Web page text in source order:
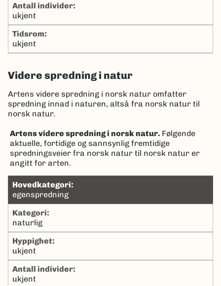
antall individer:
ukjent
tidsrom:
ukjent
Videre spredning i natur
Artens videre spredning i norsk natur omfatter
spredning innad i naturen, altså fra norsk natur til
norsk natur.
Artens videre spredning i norsk natur. Følgende
aktuelle, fortidige og sannsynlig fremtidige
spredningsveier fra norsk natur til norsk natur er
angitt for arten.
hovedkategori:
egenspredning
kategori:
naturlig
hyppighet:
ukjent
antall individer:
ukjent